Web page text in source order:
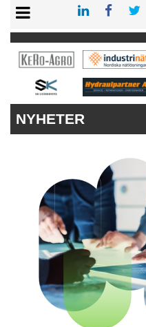
KONTAKT
VÅRA ANDRA MAGASIN
PRENUMERERA
ANNONSERA
NYHETER